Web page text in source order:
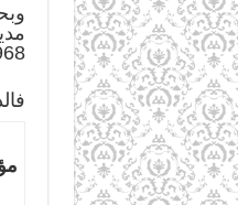
1968م و1980م وأصبحت عام 1990م ما يقارب1450 مليار دولار